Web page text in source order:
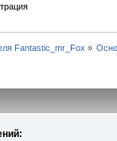
Fantastic_mr_Fox »